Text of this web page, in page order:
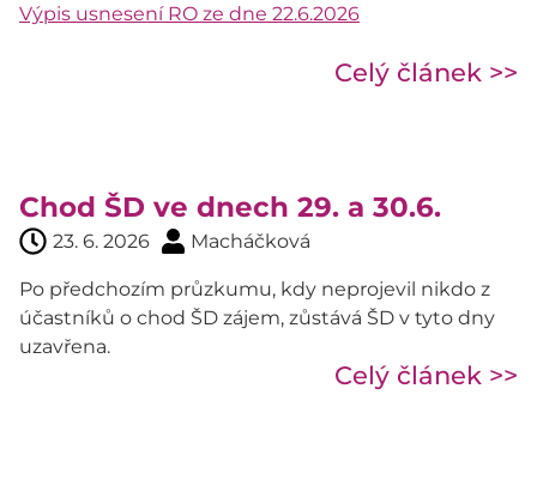
Výpis usnesení RO ze dne 22.6.2026
Celý článek >>
Chod ŠD ve dnech 29. a 30.6.
23. 6. 2026 Macháčková
Po předchozím průzkumu, kdy neprojevil nikdo z
účastníků o chod ŠD zájem, zůstává ŠD v tyto dny
uzavřena.
Celý článek >>